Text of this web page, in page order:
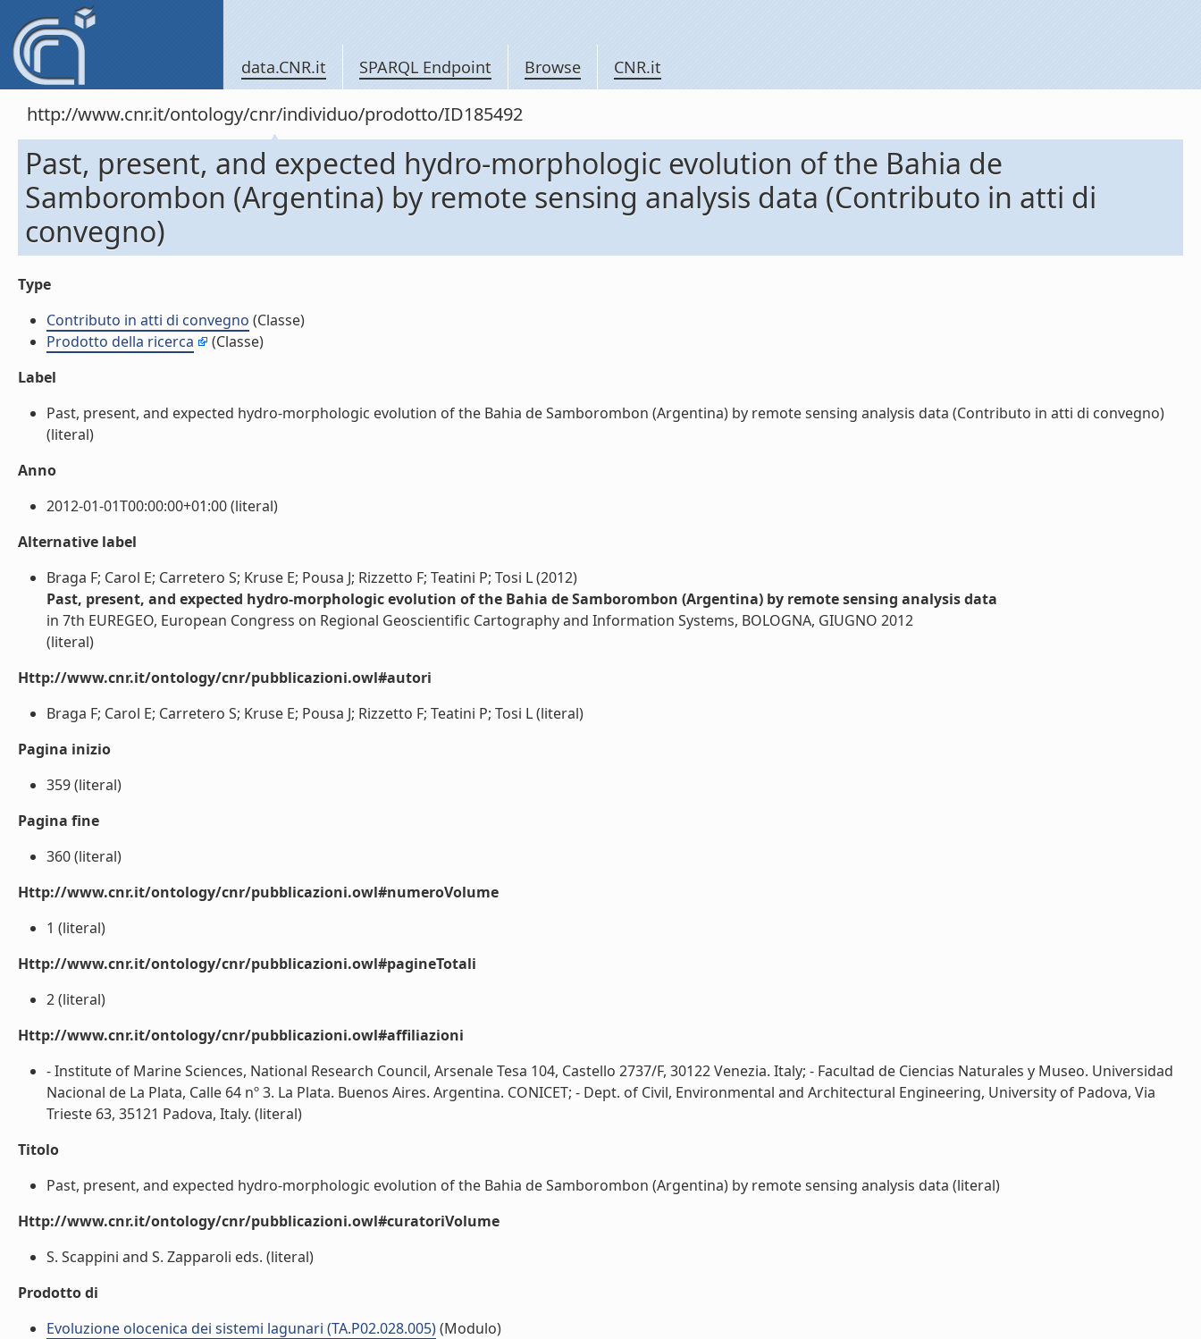
data.CNR.it SPARQL Endpoint Browse CNR.it
http://www.cnr.it/ontology/cnr/individuo/prodotto/ID185492
Past, present, and expected hydro-morphologic evolution of the Bahia de
Samborombon (Argentina) by remote sensing analysis data (Contributo in atti di
convegno)
Type
Contributo in atti di convegno (Classe)
Prodotto della ricerca
(Classe)
Label
Past, present, and expected hydro-morphologic evolution of the Bahia de Samborombon (Argentina) by remote sensing analysis data (Contributo in atti di convegno)
(literal)
Anno
2012-01-01T00:00:00+01:00 (literal)
Alternative label
Braga F; Carol E; Carretero S; Kruse E; Pousa J; Rizzetto F; Teatini P; Tosi L (2012)
Past, present, and expected hydro-morphologic evolution of the Bahia de Samborombon (Argentina) by remote sensing analysis data
in 7th EUREGEO, European Congress on Regional Geoscientific Cartography and Information Systems, BOLOGNA, GIUGNO 2012
(literal)
Http://www.cnr.it/ontology/cnr/pubblicazioni.owl#autori
Braga F; Carol E; Carretero S; Kruse E; Pousa J; Rizzetto F; Teatini P; Tosi L (literal)
Pagina inizio
359 (literal)
Pagina fine
360 (literal)
Http://www.cnr.it/ontology/cnr/pubblicazioni.owl#numeroVolume
1 (literal)
Http://www.cnr.it/ontology/cnr/pubblicazioni.owl#pagineTotali
2 (literal)
Http://www.cnr.it/ontology/cnr/pubblicazioni.owl#affiliazioni
- Institute of Marine Sciences, National Research Council, Arsenale Tesa 104, Castello 2737/F, 30122 Venezia. Italy; - Facultad de Ciencias Naturales y Museo. Universidad
Nacional de La Plata, Calle 64 nº 3. La Plata. Buenos Aires. Argentina. CONICET; - Dept. of Civil, Environmental and Architectural Engineering, University of Padova, Via
Trieste 63, 35121 Padova, Italy. (literal)
Titolo
Past, present, and expected hydro-morphologic evolution of the Bahia de Samborombon (Argentina) by remote sensing analysis data (literal)
Http://www.cnr.it/ontology/cnr/pubblicazioni.owl#curatoriVolume
S. Scappini and S. Zapparoli eds. (literal)
Prodotto di
Evoluzione olocenica dei sistemi lagunari (TA.P02.028.005)(Modulo)